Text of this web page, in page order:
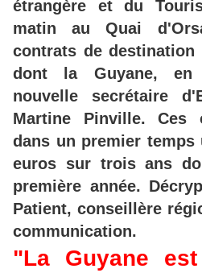
étrangère et du
matin au Quai
contrats de destination
dont la Guyane, en
nouvelle secrétaire
Martine Pinville. Ces
dans un premier temps
euros sur trois ans
première année.
Patient, conseillère
communication.
"La Guyane